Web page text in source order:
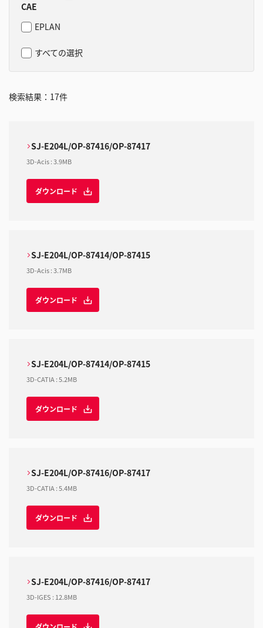
CAE
EPLAN
すべての選択
検索結果： 17件
SJ-E204L/OP-87416/OP-87417
3D-Acis:3.9MB
ダウンロード
SJ-E204L/OP-87414/OP-87415
3D-Acis:3.7MB
ダウンロード
SJ-E204L/OP-87414/OP-87415
3D-CATIA :5.2MB
ダウンロード
SJ-E204L/OP-87416/OP-87417
3D-CATIA :5.4MB
ダウンロード
SJ-E204L/OP-87416/OP-87417
3D-IGES : 12.8MB